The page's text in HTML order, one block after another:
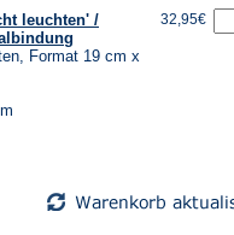
leuchten' /
Format 19 cm x
32,95€